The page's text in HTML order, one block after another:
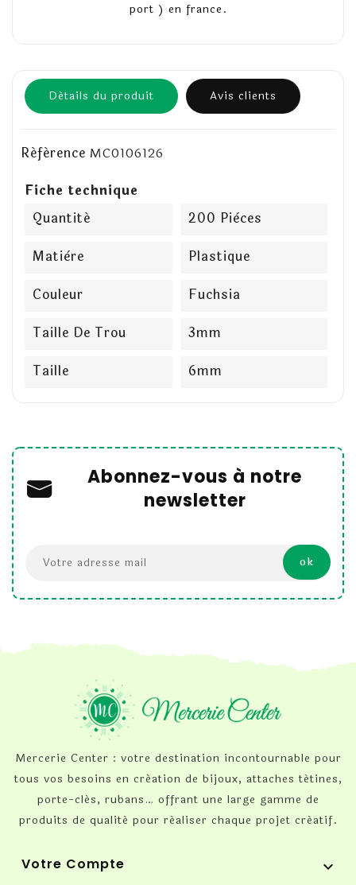
port ) en france.
Détails du produit Avis clients
Référence MC0106126
Fiche technique
Quantité
200 Pièces
Matière
Plastique
Couleur
Fuchsia
Taille De Trou
3mm
Taille
6mm
Abonnez-vous à notre
newsletter
Mercerie Center : votre destination incontournable pour
tous vos besoins en création de bijoux, attaches tétines,
porte-clés, rubans… offrant une large gamme de
produits de qualité pour réaliser chaque projet créatif.
Votre Compte 